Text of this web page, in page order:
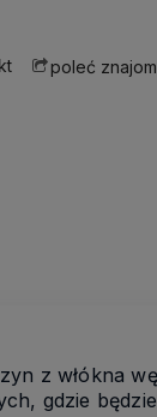
poleć
z włókna
gdzie będzie